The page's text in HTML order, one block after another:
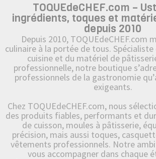
TOQUEdeCHEF.com –
ingrédients, toques et
depuis 2010
Depuis 2010, TOQUEdeCHEF.com
culinaire à la portée de tous.
cuisine et du matériel de
professionnelle, notre boutique
professionnels de la gastronomie
exigeants.
Chez TOQUEdeCHEF.com, nous
des produits fiables, performants et
de cuisson, moules à pâtisserie,
précision, mais aussi toques,
vêtements professionnels. Notre
vous accompagner dans chaque